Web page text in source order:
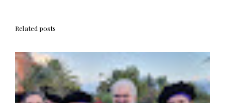
Related posts